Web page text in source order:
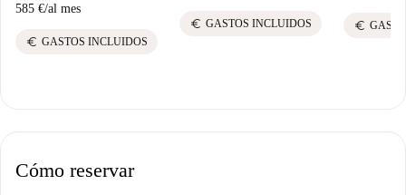
585 €/al mes
euro GASTOS INCLUIDOS
euro GASTOS INCLUIDOS euro
Cómo reservar